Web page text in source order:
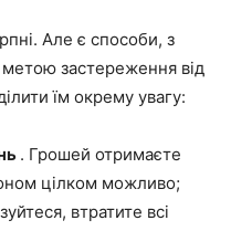
Але є способи, з
метою застереження від
їм окрему увагу:
. Грошей отримаєте
цілком можливо;
втратите всі